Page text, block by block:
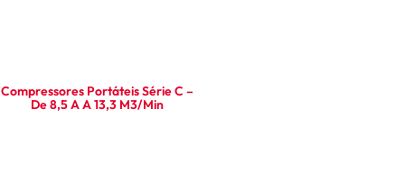
Compressores Portáteis Série C –
De 8,5 A A 13,3 M3/min